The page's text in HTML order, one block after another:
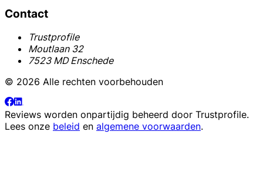
Contact
Trustprofile
Moutlaan 32
7523 MD Enschede
© 2026 Alle rechten voorbehouden
Reviews worden onpartijdig beheerd door Trustprofile.
Lees onze beleid en algemene voorwaarden.